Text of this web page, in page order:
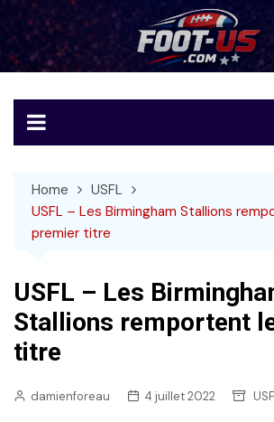
to
content
Foot-
Le football américain en français
Home
USFL
USFL – Les Birmingham Stallions
premier titre
USFL – Les
Stallions remportent
titre
damienforeau 4 juillet 2022